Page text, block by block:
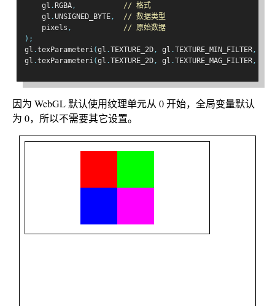
    gl
. RGBA,
// 格式
    gl
.UNSIGNED_BYTE,
// 数据类型
    pixels
,
// 原始数据
);
gl .texParameteri(gl .TEXTURE_2D, gl .TEXTURE_MIN_FILTER,
gl .texParameteri(gl .TEXTURE_2D, gl .TEXTURE_MAG_FILTER,
因为 WebGL 默认使用纹理单元从 0 开始，全局变量默认
为 0，所以不需要其它设置。